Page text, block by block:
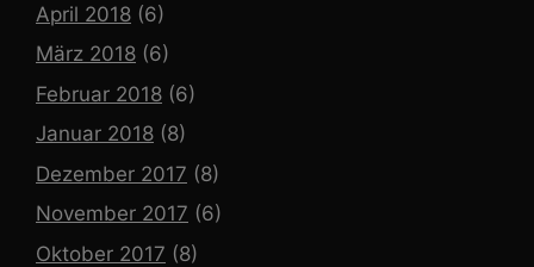
April 2018 (6)
März 2018 (6)
Februar 2018 (6)
Januar 2018 (8)
Dezember 2017 (8)
November 2017 (6)
Oktober 2017 (8)